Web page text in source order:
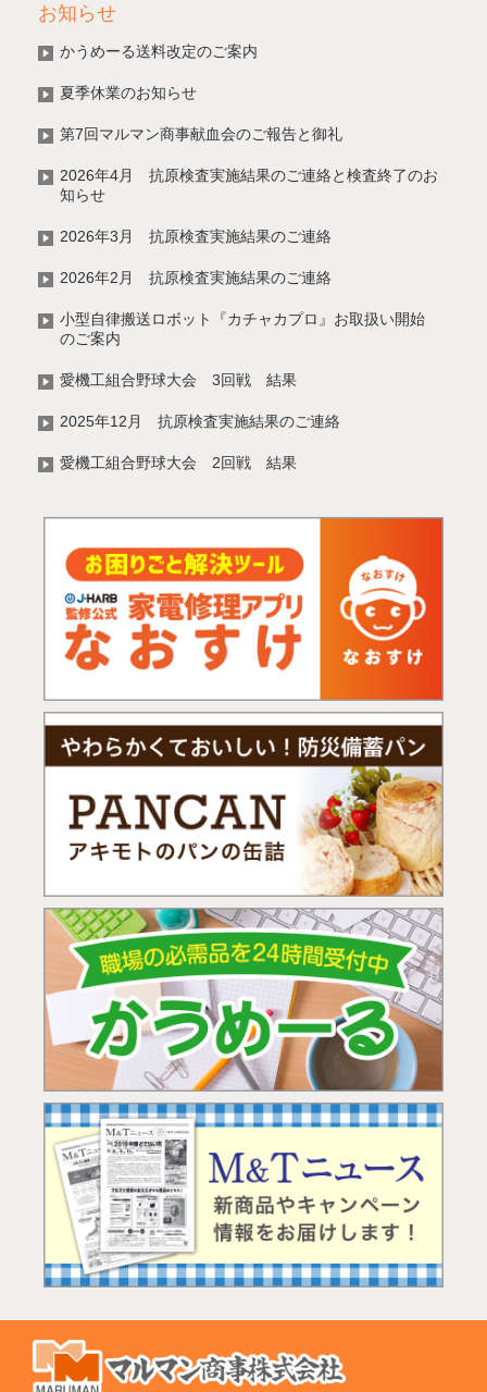
お知らせ
かうめーる送料改定のご案内
夏季休業のお知らせ
第7回マルマン商事献血会のご報告と御礼
2026年4月 抗原検査実施結果のご連絡と検査終了のお
知らせ
2026年3月 抗原検査実施結果のご連絡
2026年2月 抗原検査実施結果のご連絡
小型自律搬送ロボット『カチャカプロ』お取扱い開始
のご案内
愛機工組合野球大会 3回戦 結果
2025年12月 抗原検査実施結果のご連絡
愛機工組合野球大会 2回戦 結果